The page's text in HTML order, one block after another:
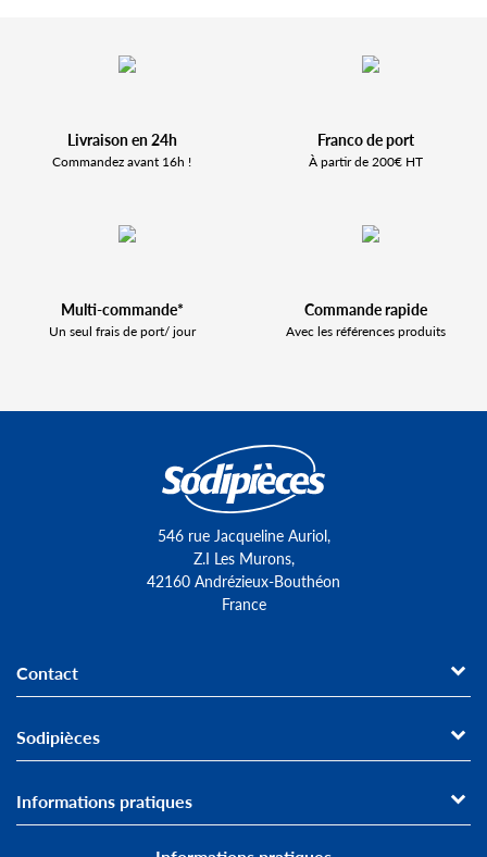
Livraison en 24h
Commandez avant 16h !
Franco de port
À partir de 200€ HT
Multi-commande*
Un seul frais de port/ jour
Commande rapide
Avec les références produits
546 rue Jacqueline Auriol,
Z.I Les Murons,
42160 Andrézieux-Bouthéon
France
Contact
Sodipièces
Informations pratiques